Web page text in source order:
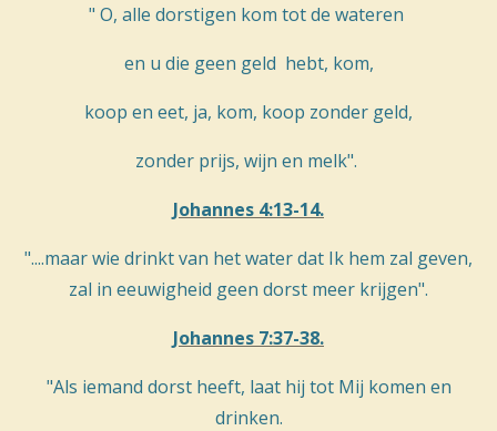
" O, alle dorstigen kom tot de wateren
en u die geen geld hebt, kom,
koop en eet, ja, kom, koop zonder geld,
zonder prijs, wijn en melk".
Johannes 4:13-14.
"....maar wie drinkt van het water dat Ik hem zal geven,
zal in eeuwigheid geen dorst meer krijgen".
Johannes 7:37-38.
"Als iemand dorst heeft, laat hij tot Mij komen en
drinken.